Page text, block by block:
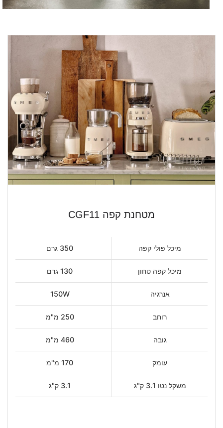
מטחנת קפה CGF11
מיכל פולי קפה 350 גרם
מיכל קפה טחון 130 גרם
אנרגיה 150W
רוחב 250 מ"מ
גובה 460 מ"מ
עומק 170 מ"מ
משקל נטו 3.1 ק"ג 3.1 ק"ג